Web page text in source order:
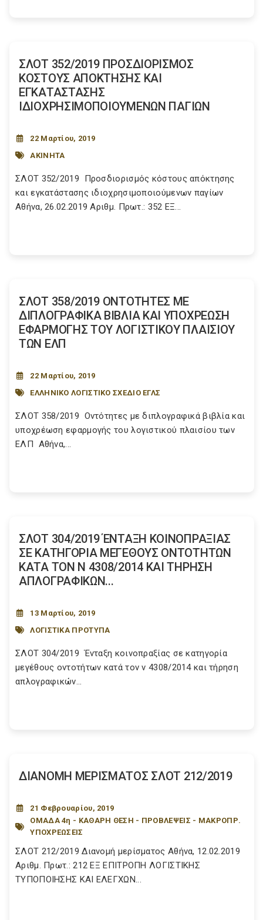
ΣΛΟΤ 352/2019 ΠΡΟΣΔΙΟΡΙΣΜΟΣ
ΚΟΣΤΟΥΣ ΑΠΟΚΤΗΣΗΣ ΚΑΙ
ΕΓΚΑΤΑΣΤΑΣΗΣ
ΙΔΙΟΧΡΗΣΙΜΟΠΟΙΟΥΜΕΝΩΝ ΠΑΓΙΩΝ
22 Μαρτίου, 2019
ΑΚΙΝΗΤΑ
ΣΛΟΤ 352/2019 Προσδιορισμός κόστους απόκτησης
και εγκατάστασης ιδιοχρησιμοποιούμενων παγίων
Αθήνα, 26.02.2019 Αριθμ. Πρωτ.: 352 ΕΞ...
ΣΛΟΤ 358/2019 ΟΝΤΟΤΗΤΕΣ ΜΕ
ΔΙΠΛΟΓΡΑΦΙΚΑ ΒΙΒΛΙΑ ΚΑΙ ΥΠΟΧΡΕΩΣΗ
ΕΦΑΡΜΟΓΗΣ ΤΟΥ ΛΟΓΙΣΤΙΚΟΥ ΠΛΑΙΣΙΟΥ
ΤΩΝ ΕΛΠ
22 Μαρτίου, 2019
ΕΛΛΗΝΙΚΟ ΛΟΓΙΣΤΙΚΟ ΣΧΕΔΙΟ ΕΓΛΣ
ΣΛΟΤ 358/2019 Οντότητες με διπλογραφικά βιβλία και
υποχρέωση εφαρμογής του λογιστικού πλαισίου των
ΕΛΠ Αθήνα,...
ΣΛΟΤ 304/2019 ΈΝΤΑΞΗ ΚΟΙΝΟΠΡΑΞΙΑΣ
ΣΕ ΚΑΤΗΓΟΡΙΑ ΜΕΓΕΘΟΥΣ ΟΝΤΟΤΗΤΩΝ
ΚΑΤΑ ΤΟΝ Ν 4308/2014 ΚΑΙ ΤΗΡΗΣΗ
ΑΠΛΟΓΡΑΦΙΚΩΝ...
13 Μαρτίου, 2019
ΛΟΓΙΣΤΙΚΑ ΠΡΟΤΥΠΑ
ΣΛΟΤ 304/2019 Ένταξη κοινοπραξίας σε κατηγορία
μεγέθους οντοτήτων κατά τον ν 4308/2014 και τήρηση
απλογραφικών...
ΔΙΑΝΟΜΗ ΜΕΡΙΣΜΑΤΟΣ ΣΛΟΤ 212/2019
21 Φεβρουαρίου, 2019
ΟΜΑΔΑ 4η - ΚΑΘΑΡΗ ΘΕΣΗ - ΠΡΟΒΛΕΨΕΙΣ - ΜΑΚΡΟΠΡ.
ΥΠΟΧΡΕΩΣΕΙΣ
ΣΛΟΤ 212/2019 Διανομή μερίσματος Αθήνα, 12.02.2019
Αριθμ. Πρωτ.: 212 ΕΞ ΕΠΙΤΡΟΠΗ ΛΟΓΙΣΤΙΚΗΣ
ΤΥΠΟΠΟΙΗΣΗΣ ΚΑΙ ΕΛΕΓΧΩΝ...